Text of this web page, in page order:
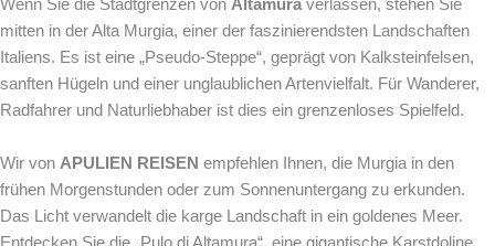
Wenn Sie die Stadtgrenzen von Altamura verlassen, stehen Sie
mitten in der Alta Murgia, einer der faszinierendsten Landschaften
Italiens. Es ist eine „Pseudo-Steppe“, geprägt von Kalksteinfelsen,
sanften Hügeln und einer unglaublichen Artenvielfalt. Für Wanderer,
Radfahrer und Naturliebhaber ist dies ein grenzenloses Spielfeld.
Wir von APULIEN REISEN empfehlen Ihnen, die Murgia in den
frühen Morgenstunden oder zum Sonnenuntergang zu erkunden.
Das Licht verwandelt die karge Landschaft in ein goldenes Meer.